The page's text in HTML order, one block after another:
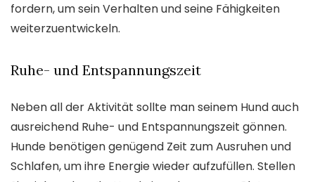
fordern, um sein Verhalten und seine Fähigkeiten
weiterzuentwickeln.
Ruhe- und Entspannungszeit
Neben all der Aktivität sollte man seinem Hund auch
ausreichend Ruhe- und Entspannungszeit gönnen.
Hunde benötigen genügend Zeit zum Ausruhen und
Schlafen, um ihre Energie wieder aufzufüllen. Stellen